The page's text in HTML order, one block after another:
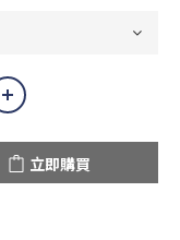
立即購買